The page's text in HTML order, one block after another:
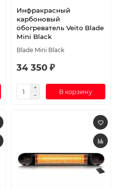
Инфракрасный
карбоновый
обогреватель Veito Blade
Mini Black
Blade Mini Black
34 350 ₽
В корзину